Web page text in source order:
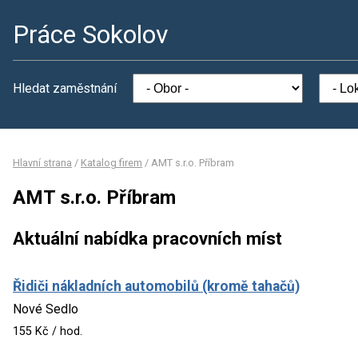
Práce Sokolov
Hledat zaměstnání
Hlavní strana / Katalog firem / AMT s.r.o. Příbram
AMT s.r.o. Příbram
Aktuální nabídka pracovních míst
Řidiči nákladních automobilů (kromě tahačů)
Nové Sedlo
155 Kč / hod.